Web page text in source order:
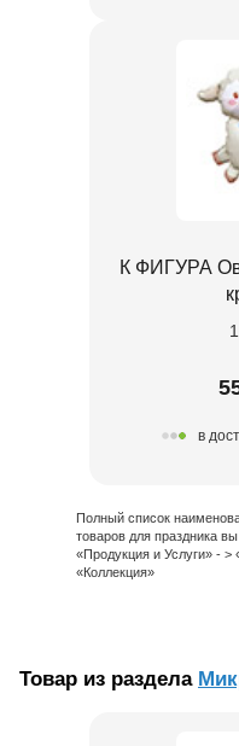
К ФИГУРА
в
Полный список
товаров для праздника
«Продукция и Услуги» -
«Коллекция»
Товар из раздела